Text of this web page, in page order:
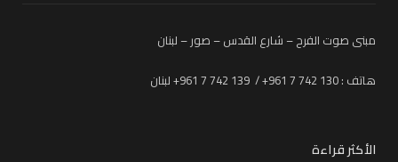
مبنى صوت الفرح – شارع القدس – صور – لبنان
هاتف : 130 742 7 961+ / 139 742 7 961+ لبنان
الأكثر قراءة